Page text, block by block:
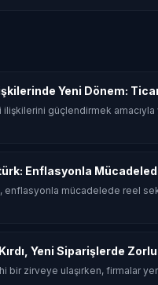
Yeni Dönem:
güçlendirmek
Enflasyonla
enflasyonla mücadelede reel
Yeni Siparişlerde
bir zirveye ulaşırken, firmalar